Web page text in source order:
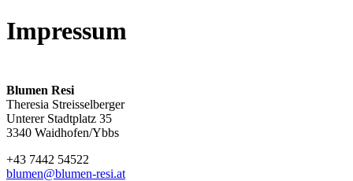
Impressum
Blumen Resi
Theresia Streisselberger
Unterer Stadtplatz 35
3340 Waidhofen/Ybbs
+43 7442 54522
blumen@blumen-resi.at